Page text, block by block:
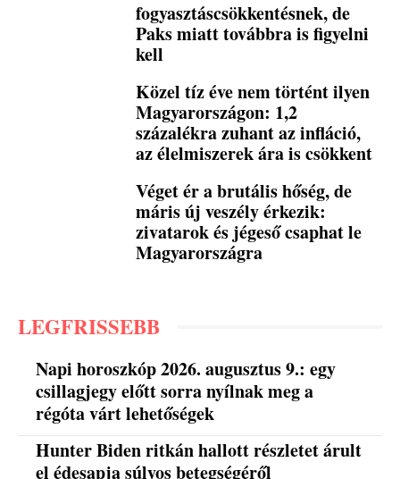
fogyasztáscsökkentésnek, de
Paks miatt továbbra is figyelni
kell
Közel tíz éve nem történt ilyen
Magyarországon: 1,2
százalékra zuhant az infláció,
az élelmiszerek ára is csökkent
Véget ér a brutális hőség, de
máris új veszély érkezik:
zivatarok és jégeső csaphat le
Magyarországra
LEGFRISSEBB
Napi horoszkóp 2026. augusztus 9.: egy
csillagjegy előtt sorra nyílnak meg a
régóta várt lehetőségek
Hunter Biden ritkán hallott részletet árult
el édesapja súlyos betegségéről